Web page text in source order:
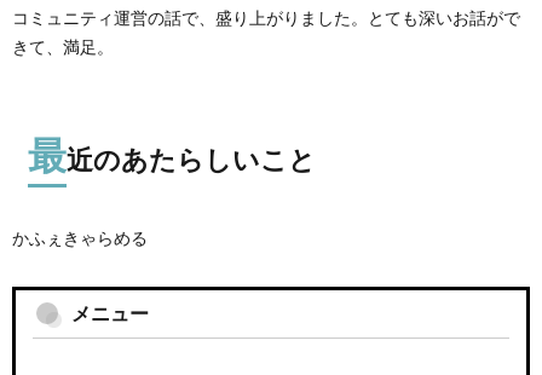
コミュニティ運営の話で、盛り上がりました。とても深いお話がで
きて、満足。
最近のあたらしいこと
かふぇきゃらめる
メニュー